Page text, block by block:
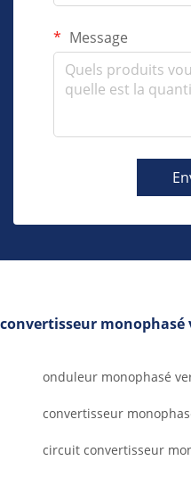
Message
convertisseur monophasé
onduleur monophasé
convertisseur
circuit convertisseur